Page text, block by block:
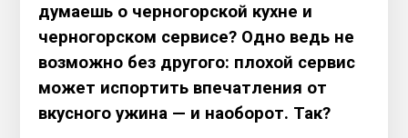
думаешь о черногорской кухне и
черногорском сервисе? Одно ведь не
возможно без другого: плохой сервис
может испортить впечатления от
вкусного ужина — и наоборот. Так?